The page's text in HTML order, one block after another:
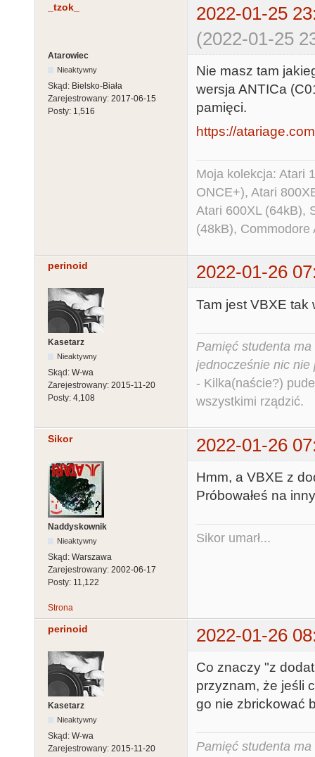
_tzok_
2022-01-25
(2022-01-25
Atarowiec
Nieaktywny
Skąd: Bielsko-Biała
Zarejestrowany: 2017-06-15
Posty: 1,516
Nie masz tam
wersja ANTICa
pamięci.
https://
Moja kolekcja: Atari
ONCE+), Atari
Atari 600XL (64kB),
(48kB),
perinoid 2022-01-26
Kasetarz
Nieaktywny
Skąd: W-wa
Zarejestrowany: 2015-11-20
Posty: 4,108
Tam jest VBXE tak
Pamięć studenta
jednocześnie nic nie
- Kilka(naście?)
wszystkimi rządzić.
Sikor 2022-01-26
Naddyskownik
Nieaktywny
Skąd: Warszawa
Zarejestrowany: 2002-06-17
Posty: 11,122
Hmm, a VBXE z
Próbowałeś na
Sikor umarł...
Strona
perinoid 2022-01-26
Kasetarz
Nieaktywny
Skąd: W-wa
Zarejestrowany: 2015-11-20
Co znaczy "z
przyznam, że jeśli
go nie zbrickować
Pamięć studenta